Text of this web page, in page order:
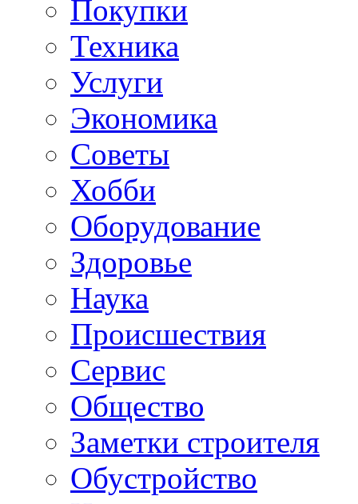
Покупки
Техника
Услуги
Экономика
Советы
Хобби
Oборудование
Здоровье
Наука
Происшествия
Сервис
Общество
Заметки строителя
Обустройство